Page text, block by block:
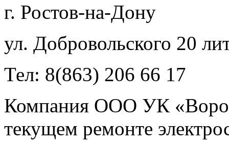
г. Ростов-на-Дону
ул. Добровольского 20
Тел: 8(863) 206 66 17
Компания ООО УК
текущем ремонте